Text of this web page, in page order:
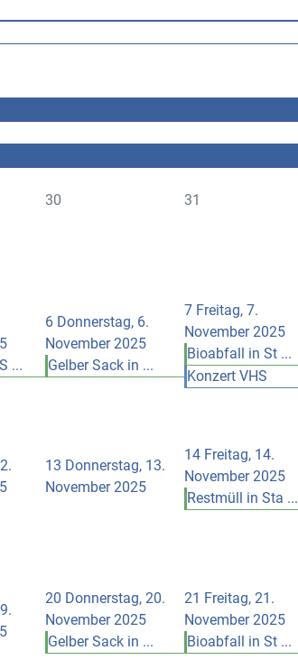
30 31
...
6 Donnerstag, 6.
November 2025
Gelber Sack in ...
7 Freitag, 7.
November 2025
Bioabfall in St ...
Konzert VHS
13 Donnerstag, 13.
November 2025
14 Freitag, 14.
November 2025
Restmüll in Sta ...
20 Donnerstag, 20.
November 2025
Gelber Sack in ...
21 Freitag, 21.
November 2025
Bioabfall in St ...